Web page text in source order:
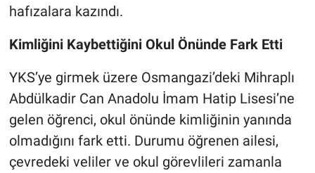
hafızalara kazındı.
Kimliğini Kaybettiğini Okul Önünde Fark Etti
YKS’ye girmek üzere Osmangazi’deki Mihraplı
Abdülkadir Can Anadolu İmam Hatip Lisesi’ne
gelen öğrenci, okul önünde kimliğinin yanında
olmadığını fark etti. Durumu öğrenen ailesi,
çevredeki veliler ve okul görevlileri zamanla